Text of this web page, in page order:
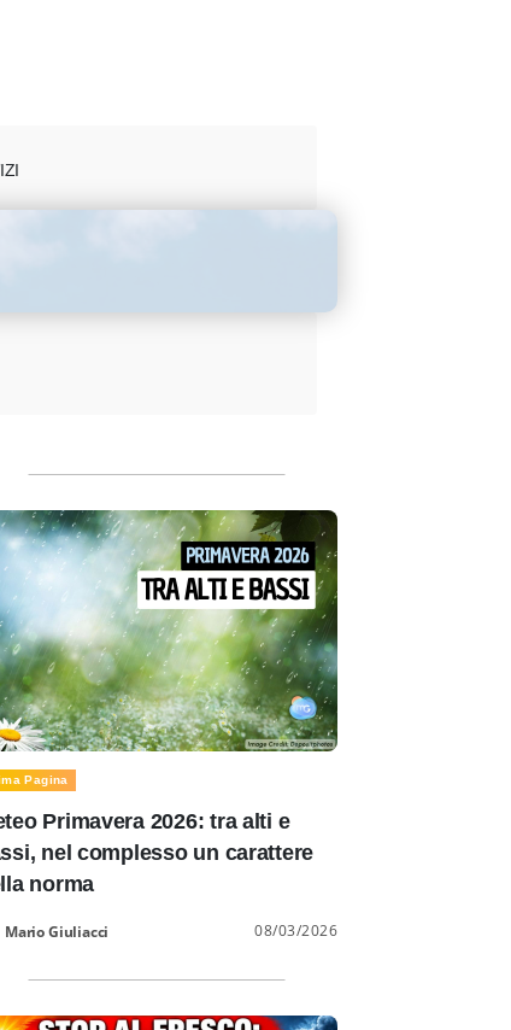
Pagina
Primavera 2026: tra alti e
nel complesso un carattere
norma
Mario Giuliacci 08/03/2026